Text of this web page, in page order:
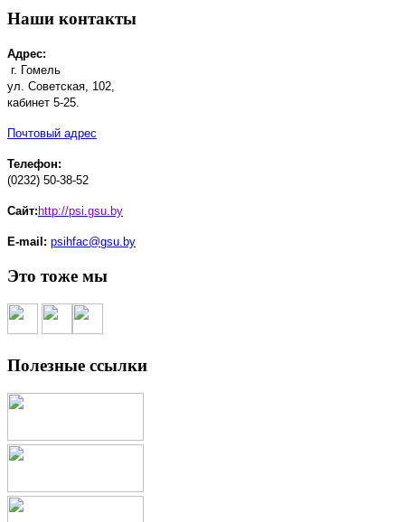
Наши контакты
Адрес:
г. Гомель
ул. Советская, 102,
кабинет 5-25.
Почтовый адрес
Телефон:
(0232) 50-38-52
Сайт: http://psi.gsu.by
E-mail: psihfac@gsu.by
Это тоже мы
Полезные ссылки